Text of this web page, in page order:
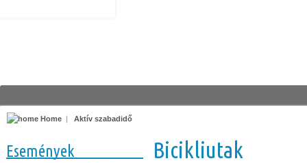
Home | Aktív szabadidő
Események Bicikliutak